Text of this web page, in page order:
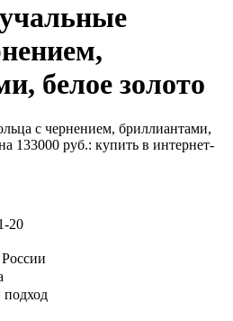
белое золото
20